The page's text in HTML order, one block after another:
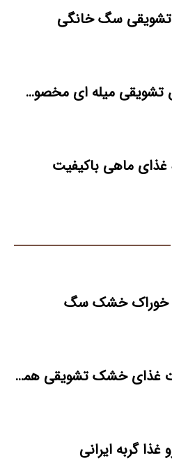
سگ خانگی
مرجع پخش تشویقی میله ای مخصوص سگ
ماهی باکیفیت
خوراک خشک سگ
بازار صادرات غذای خشک تشویقی همستر
گربه ایرانی